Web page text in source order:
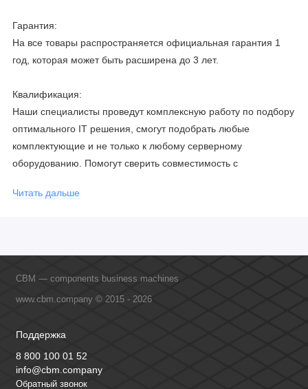
Гарантия:
На все товары распространяется официальная гарантия 1
год, которая может быть расширена до 3 лет.
Квалификация:
Наши специалисты проведут комплексную работу по подбору
оптимального IT решения, смогут подобрать любые
комплектующие и не только к любому серверному
оборудованию. Помогут сверить совместимость с
официальными производителями и проводим регулярное
Читать дальше
CBM — components business machines
www.cbm.company © 2015 - 2026
Поддержка
8 800 100 01 52
info@cbm.company
Обратный звонок